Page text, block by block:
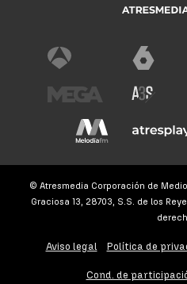
© Atresmedia Corporación de
Graciosa 13, 28703, S.S. de los
Aviso legal Política de
Cond. de